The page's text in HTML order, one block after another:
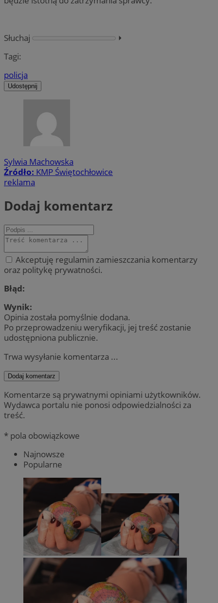
Słuchaj
⏵︎
Tagi:
policja
Udostępnij
Sylwia Machowska
Źródło: KMP Świętochłowice
reklama
Dodaj komentarz
Akceptuję regulamin zamieszczania komentarzy
oraz politykę prywatności.
Błąd:
Wynik:
Opinia została pomyślnie dodana.
Po przeprowadzeniu weryfikacji, jej treść zostanie
udostępniona publicznie.
Trwa wysyłanie komentarza ...
Dodaj komentarz
Komentarze są prywatnymi opiniami użytkowników.
Wydawca portalu nie ponosi odpowiedzialności za
treść.
* pola obowiązkowe
Najnowsze
Popularne